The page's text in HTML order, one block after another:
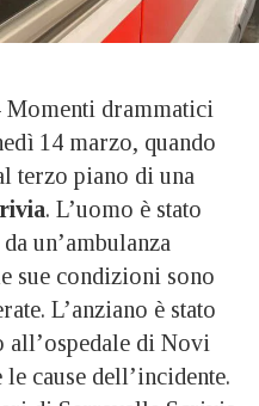
Momenti drammatici
14 marzo, quando
terzo piano di una
. L’uomo è stato
un’ambulanza
sue condizioni sono
L’anziano è stato
di Novi
cause dell’incidente.